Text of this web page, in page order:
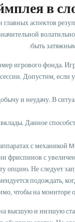
в
аспектов
быть
игрового фонда.
Допустим,
и неудачу. В
Данное
с механикой
фриспинов с
опцию. Не следует
подождать,
чтобы на
высшую и низшую